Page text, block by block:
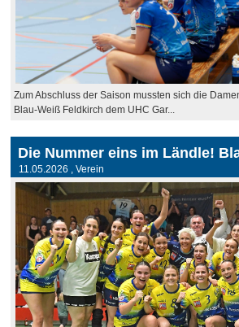
Zum Abschluss der Saison mussten sich die
Blau-Weiß Feldkirch dem UHC Gar...
11.05.2026 , Verein